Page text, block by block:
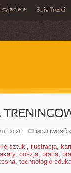
Spis Treści
- 2026
MOŻLIWOŚĆ
sztuki, ilustracja,
, poezja, praca,
, technologie